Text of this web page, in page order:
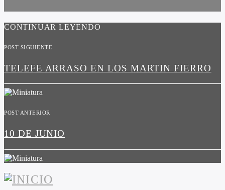
CONTINUAR LEYENDO
POST SIGUIENTE
TELEFE ARRASO EN LOS MARTIN FIERRO
POST ANTERIOR
10 DE JUNIO